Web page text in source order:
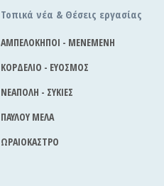
Τοπικά νέα & Θέσεις εργασίας
ΑΜΠΕΛΟΚΗΠΟΙ - ΜΕΝΕΜΕΝΗ
ΚΟΡΔΕΛΙΟ - ΕΥΟΣΜΟΣ
ΝΕΑΠΟΛΗ - ΣΥΚΙΕΣ
ΠΑΥΛΟΥ ΜΕΛΑ
ΩΡΑΙΟΚΑΣΤΡΟ